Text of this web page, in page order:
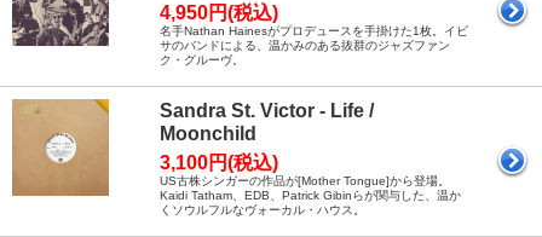
4,950円(税込)
名手Nathan Hainesがプロデュースを手掛けた1枚。イビ
サのバンドによる、温かみのある抜群のジャズファン
ク・グルーヴ。
Sandra St. Victor - Life /
Moonchild
3,100円(税込)
US古株シンガーの作品が[Mother Tongue]から登場。
Kaidi Tatham、EDB、Patrick Gibinらが関与した、温か
くソウルフルなヴォーカル・ハウス。